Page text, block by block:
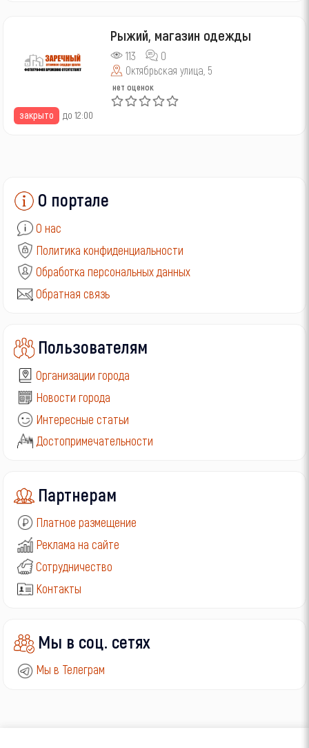
закрыто до 12:00
Рыжий, магазин одежды
113
0
Октябрьская улица, 5
нет оценок
О портале
О нас
Политика конфиденциальности
Обработка персональных данных
Обратная связь
Пользователям
Организации города
Новости города
Интересные статьи
Достопримечательности
Партнерам
Платное размещение
Реклама на сайте
Сотрудничество
Контакты
Мы в соц. сетях
Мы в Телеграм